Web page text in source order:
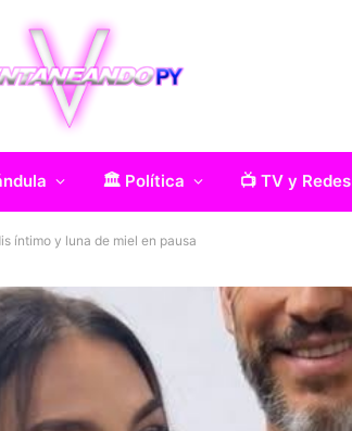
🏛️ Política 📺 TV y Redes
íntimo y luna de miel en pausa